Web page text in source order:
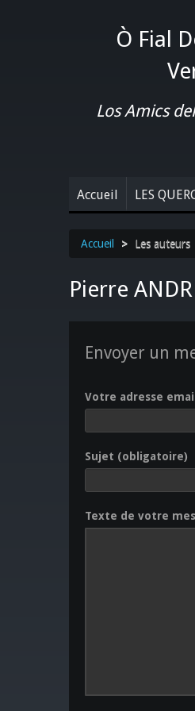
Ò Fial
Los Amics
Accueil LES
Accueil > Les auteurs
Pierre
Envoyer un
Votre adresse
Sujet (obligatoire)
Texte de votre